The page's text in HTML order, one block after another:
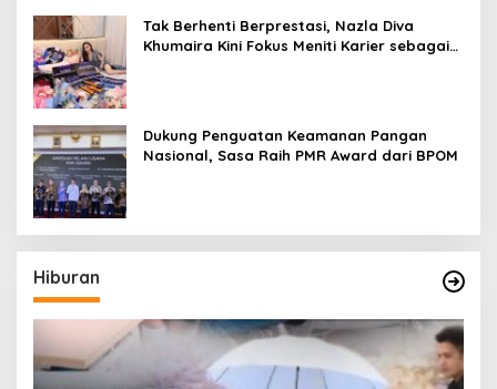
Tak Berhenti Berprestasi, Nazla Diva
Khumaira Kini Fokus Meniti Karier sebagai
Dukung Penguatan Keamanan Pangan
Nasional, Sasa Raih PMR Award dari BPOM
Hiburan